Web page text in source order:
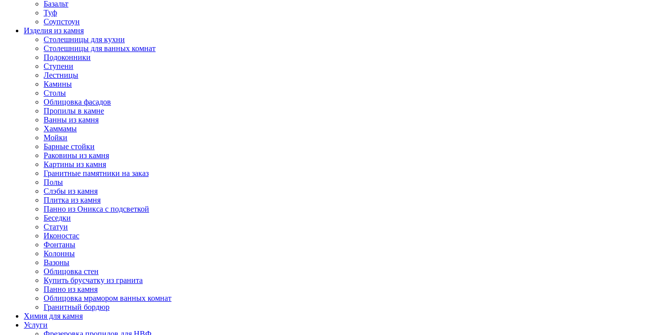
Базальт
Туф
Соупстоун
Изделия из камня
Столешницы для кухни
Столешницы для ванных комнат
Подоконники
Ступени
Лестницы
Камины
Столы
Облицовка фасадов
Пропилы в камне
Ванны из камня
Хаммамы
Мойки
Барные стойки
Раковины из камня
Картины из камня
Гранитные памятники на заказ
Полы
Слэбы из камня
Плитка из камня
Панно из Оникса с подсветкой
Беседки
Статуи
Иконостас
Фонтаны
Колонны
Вазоны
Облицовка стен
Купить брусчатку из гранита
Панно из камня
Облицовка мрамором ванных комнат
Гранитный бордюр
Химия для камня
Услуги